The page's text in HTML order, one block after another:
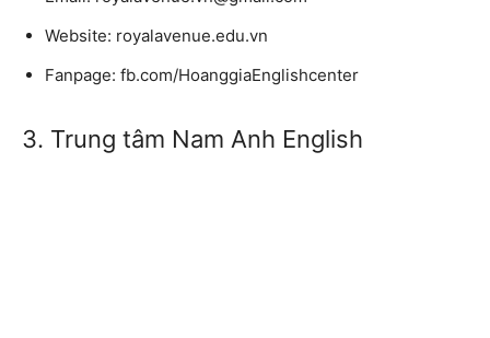
Website: royalavenue.edu.vn
Fanpage: fb.com/HoanggiaEnglishcenter
3. Trung tâm Nam Anh English